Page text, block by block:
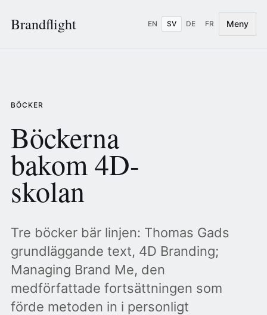
Brandflight EN SV DE FR Meny
BÖCKER
Böckerna
bakom 4D-
skolan
Tre böcker bär linjen: Thomas Gads
grundläggande text, 4D Branding;
Managing Brand Me, den
medförfattade fortsättningen som
förde metoden in i personligt